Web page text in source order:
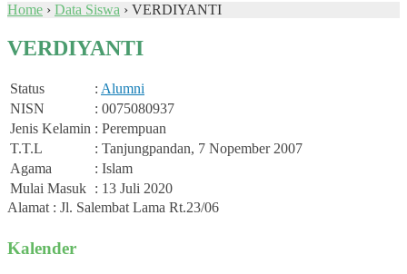
Home › Data Siswa › VERDIYANTI
VERDIYANTI
Status : Alumni
NISN
: 0075080937
Jenis Kelamin : Perempuan
T.T.L
: Tanjungpandan, 7 Nopember 2007
Agama
: Islam
Mulai Masuk : 13 Juli 2020
Alamat : Jl. Salembat Lama Rt.23/06
Kalender